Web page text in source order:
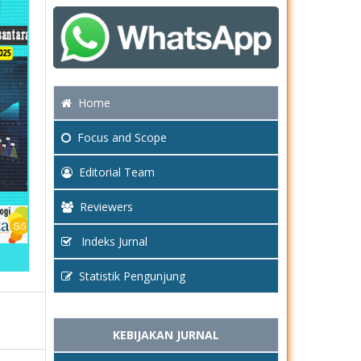
Home
Focus and Scope
Editorial Team
Reviewers
Indeks Jurnal
Statistik Pengunjung
KEBIJAKAN JURNAL